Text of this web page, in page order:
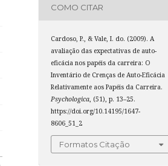
COMO CITAR
Cardoso, P., & Vale, I. do. (2009). A
avaliação das expectativas de auto-
eficácia nos papéis da carreira: O
Inventário de Crenças de Auto-Eficácia
Relativamente aos Papéis da Carreira.
Psychologica , (51), p. 13–25.
https://doi.org/10.14195/1647-
8606_51_2
Formatos Citação